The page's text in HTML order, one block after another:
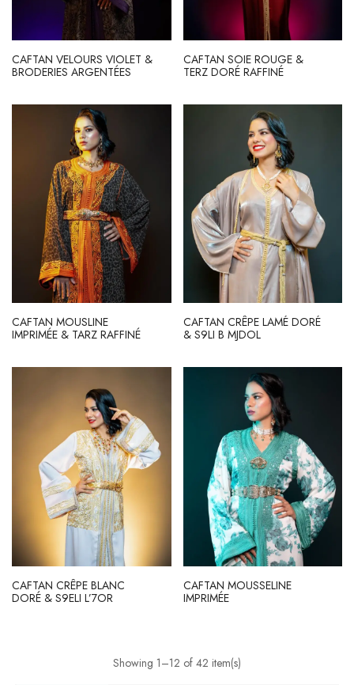
CAFTAN VELOURS VIOLET &
BRODERIES ARGENTÉES
CAFTAN SOIE ROUGE &
TERZ DORÉ RAFFINÉ
CAFTAN MOUSLINE
IMPRIMÉE & TARZ RAFFINÉ
CAFTAN CRÊPE LAMÉ DORÉ
& S9LI B MJDOL
CAFTAN CRÊPE BLANC
DORÉ & S9ELI L’7OR
CAFTAN MOUSSELINE
IMPRIMÉE
Showing 1–12 of 42 item(s)